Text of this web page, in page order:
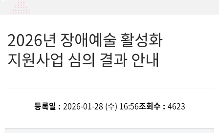
2026년 장애예술 활성화
지원사업 심의 결과 안내
등록일 : 2026-01-28 (수) 16:56조회수 : 4623